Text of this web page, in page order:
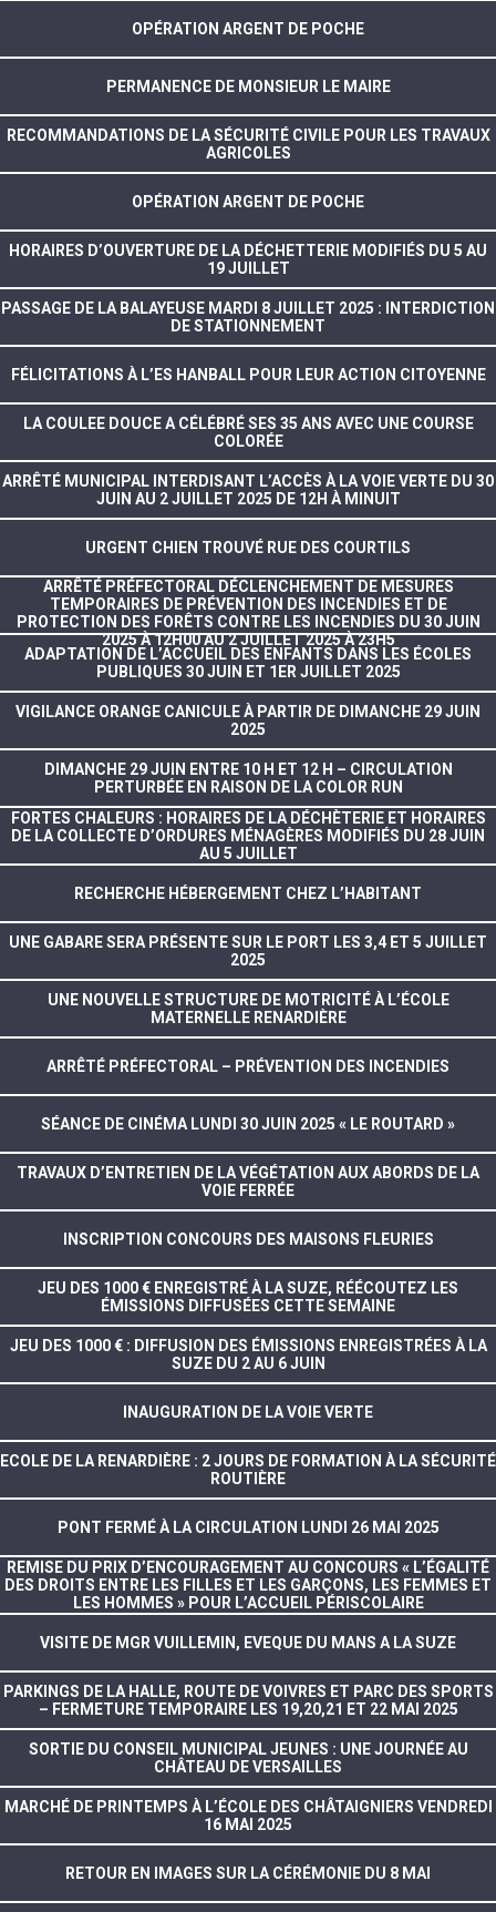
OPÉRATION ARGENT DE POCHE
PERMANENCE DE MONSIEUR LE MAIRE
RECOMMANDATIONS DE LA SÉCURITÉ CIVILE POUR LES TRAVAUX
AGRICOLES
OPÉRATION ARGENT DE POCHE
HORAIRES D’OUVERTURE DE LA DÉCHETTERIE MODIFIÉS DU 5 AU
19 JUILLET
PASSAGE DE LA BALAYEUSE MARDI 8 JUILLET 2025 : INTERDICTION
DE STATIONNEMENT
FÉLICITATIONS À L’ES HANBALL POUR LEUR ACTION CITOYENNE
LA COULEE DOUCE A CÉLÉBRÉ SES 35 ANS AVEC UNE COURSE
COLORÉE
ARRÊTÉ MUNICIPAL INTERDISANT L’ACCÈS À LA VOIE VERTE DU 30
JUIN AU 2 JUILLET 2025 DE 12H À MINUIT
URGENT CHIEN TROUVÉ RUE DES COURTILS
ARRÊTÉ PRÉFECTORAL DÉCLENCHEMENT DE MESURES
TEMPORAIRES DE PRÉVENTION DES INCENDIES ET DE
PROTECTION DES FORÊTS CONTRE LES INCENDIES DU 30 JUIN
2025 À 12H00 AU 2 JUILLET 2025 À 23H5
ADAPTATION DE L’ACCUEIL DES ENFANTS DANS LES ÉCOLES
PUBLIQUES 30 JUIN ET 1ER JUILLET 2025
VIGILANCE ORANGE CANICULE À PARTIR DE DIMANCHE 29 JUIN
2025
DIMANCHE 29 JUIN ENTRE 10 H ET 12 H – CIRCULATION
PERTURBÉE EN RAISON DE LA COLOR RUN
FORTES CHALEURS : HORAIRES DE LA DÉCHÈTERIE ET HORAIRES
DE LA COLLECTE D’ORDURES MÉNAGÈRES MODIFIÉS DU 28 JUIN
AU 5 JUILLET
RECHERCHE HÉBERGEMENT CHEZ L’HABITANT
UNE GABARE SERA PRÉSENTE SUR LE PORT LES 3,4 ET 5 JUILLET
2025
UNE NOUVELLE STRUCTURE DE MOTRICITÉ À L’ÉCOLE
MATERNELLE RENARDIÈRE
ARRÊTÉ PRÉFECTORAL – PRÉVENTION DES INCENDIES
SÉANCE DE CINÉMA LUNDI 30 JUIN 2025 « LE ROUTARD »
TRAVAUX D’ENTRETIEN DE LA VÉGÉTATION AUX ABORDS DE LA
VOIE FERRÉE
INSCRIPTION CONCOURS DES MAISONS FLEURIES
JEU DES 1000 € ENREGISTRÉ À LA SUZE, RÉÉCOUTEZ LES
ÉMISSIONS DIFFUSÉES CETTE SEMAINE
JEU DES 1000 € : DIFFUSION DES ÉMISSIONS ENREGISTRÉES À LA
SUZE DU 2 AU 6 JUIN
INAUGURATION DE LA VOIE VERTE
ECOLE DE LA RENARDIÈRE : 2 JOURS DE FORMATION À LA SÉCURITÉ
ROUTIÈRE
PONT FERMÉ À LA CIRCULATION LUNDI 26 MAI 2025
REMISE DU PRIX D’ENCOURAGEMENT AU CONCOURS « L’ÉGALITÉ
DES DROITS ENTRE LES FILLES ET LES GARÇONS, LES FEMMES ET
LES HOMMES » POUR L’ACCUEIL PÉRISCOLAIRE
VISITE DE MGR VUILLEMIN, EVEQUE DU MANS A LA SUZE
PARKINGS DE LA HALLE, ROUTE DE VOIVRES ET PARC DES SPORTS
– FERMETURE TEMPORAIRE LES 19,20,21 ET 22 MAI 2025
SORTIE DU CONSEIL MUNICIPAL JEUNES : UNE JOURNÉE AU
CHÂTEAU DE VERSAILLES
MARCHÉ DE PRINTEMPS À L’ÉCOLE DES CHÂTAIGNIERS VENDREDI
16 MAI 2025
RETOUR EN IMAGES SUR LA CÉRÉMONIE DU 8 MAI